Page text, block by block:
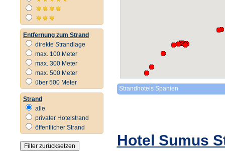
Entfernung zum Strand
direkte Strandlage
max. 100 Meter
max. 300 Meter
max. 500 Meter
über 500 Meter
Strand
alle
privater Hotelstrand
öffentlicher Strand
Strandhotels Spanien
Hotel Sumus